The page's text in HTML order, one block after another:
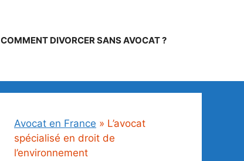
COMMENT DIVORCER SANS AVOCAT ?
Avocat en France » L’avocat
spécialisé en droit de
l’environnement